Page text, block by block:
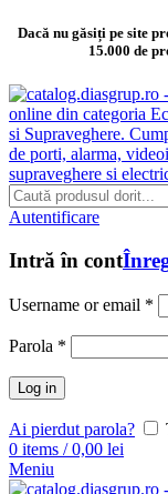
Dacă nu găsiți pe site
15.000 de
Autentificare
Intră în cont
Username or email *
Parola *
Log in
Ai pierdut parola?
0 items / 0,00 lei
Meniu